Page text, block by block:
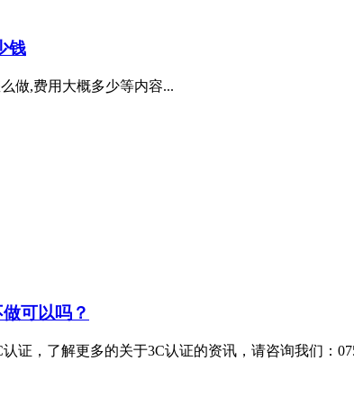
钱
做,费用大概多少等内容...
可以吗？
证，了解更多的关于3C认证的资讯，请咨询我们：